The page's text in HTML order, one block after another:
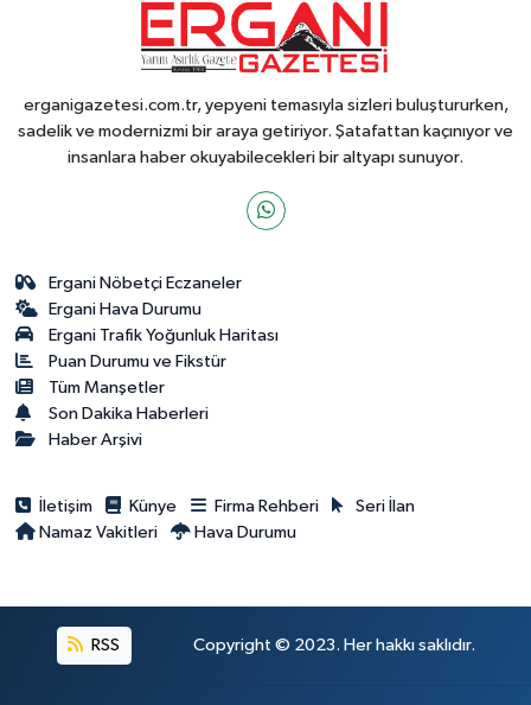
erganigazetesi.com.tr, yepyeni temasıyla sizleri buluştururken,
sadelik ve modernizmi bir araya getiriyor. Şatafattan kaçınıyor ve
insanlara haber okuyabilecekleri bir altyapı sunuyor.
Ergani Nöbetçi Eczaneler
Ergani Hava Durumu
Ergani Trafik Yoğunluk Haritası
Puan Durumu ve Fikstür
Tüm Manşetler
Son Dakika Haberleri
Haber Arşivi
İletişim Künye Firma Rehberi
Seri İlan
Namaz Vakitleri
Hava Durumu
RSS Copyright © 2023. Her hakkı saklıdır.